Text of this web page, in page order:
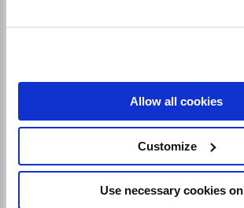
Allow all cookies
Customize
Use necessary cookies
Analysieren Sie IhrWettbewerb:
Websites von Wettbewerberndie
Suchmaschinenergebnisseiten
Keyword-Taktiken verraten.
allgemein gehaltene